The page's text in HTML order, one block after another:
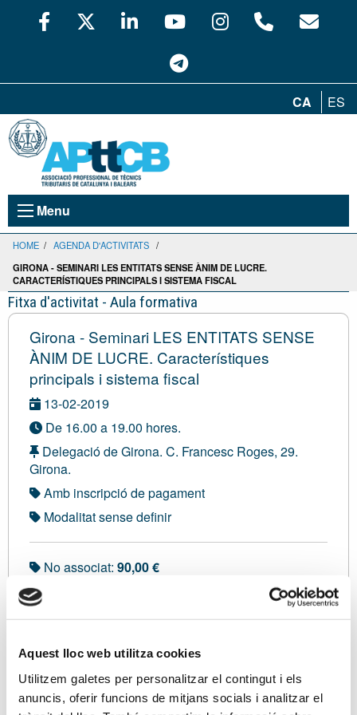
Aquest lloc web utilitza cookies
Utilitzem galetes per personalitzar el contingut i els
anuncis, oferir funcions de mitjans socials i analitzar el
CA ES
Menu
HOME / AGENDA D'ACTIVITATS /
GIRONA - SEMINARI LES ENTITATS SENSE ÀNIM DE LUCRE.
CARACTERÍSTIQUES PRINCIPALS I SISTEMA FISCAL
Fitxa d'activitat - Aula formativa
Girona - Seminari LES ENTITATS SENSE
ÀNIM DE LUCRE. Característiques
principals i sistema fiscal
13-02-2019
De 16.00 a 19.00 hores.
Delegació de Girona. C. Francesc Roges, 29.
Girona.
Amb inscripció de pagament
Modalitat sense definir
No associat: 90,00 €
Ponents
Sra. Rosa Gironès Bel, Llicenciada en Dret i Màster